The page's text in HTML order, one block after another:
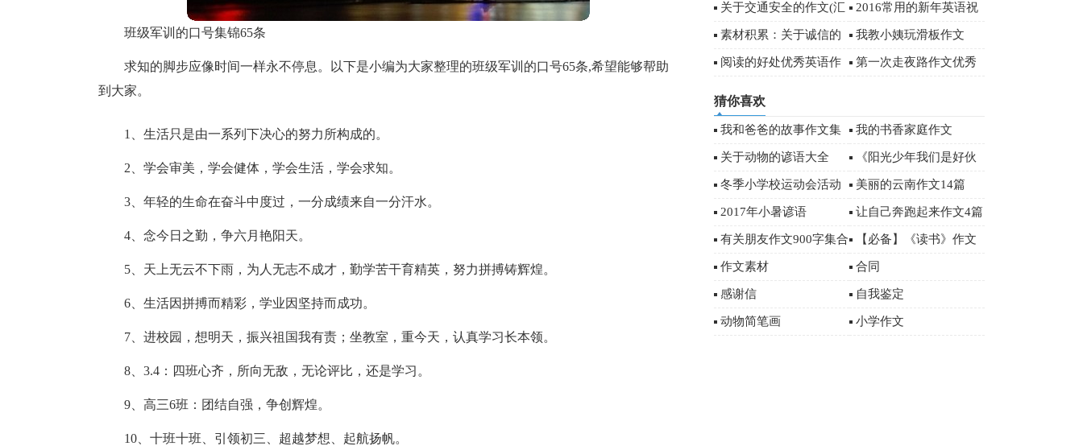
班级军训的口号集锦65条
求知的脚步应像时间一样永不停息。以下是小编为大家整理的班级军训的口号65条,希望能够帮助
到大家。
1、生活只是由一系列下决心的努力所构成的。
2、学会审美，学会健体，学会生活，学会求知。
3、年轻的生命在奋斗中度过，一分成绩来自一分汗水。
4、念今日之勤，争六月艳阳天。
5、天上无云不下雨，为人无志不成才，勤学苦干育精英，努力拼搏铸辉煌。
6、生活因拼搏而精彩，学业因坚持而成功。
7、进校园，想明天，振兴祖国我有责；坐教室，重今天，认真学习长本领。
8、3.4：四班心齐，所向无敌，无论评比，还是学习。
9、高三6班：团结自强，争创辉煌。
10、十班十班、引领初三、超越梦想、起航扬帆。
字关于交通安全的作文(汇
编15篇)
2016常用的新年英语祝
福语（附中文）
素材积累：关于诚信的
经典名言
我教小姨玩滑板作文
阅读的好处优秀英语作 第一次走夜路作文优秀
猜你喜欢
我和爸爸的故事作文集
锦15篇
我的书香家庭作文
关于动物的谚语大全 《阳光少年我们是好伙
伴》优秀作文
冬季小学校运动会活动
总结范文（通用5篇）
美丽的云南作文14篇
2017年小暑谚语 让自己奔跑起来作文4篇
有关朋友作文900字集合
五篇
【必备】《读书》作文
500字汇编五篇
作文素材 合同
感谢信 自我鉴定
动物简笔画 小学作文